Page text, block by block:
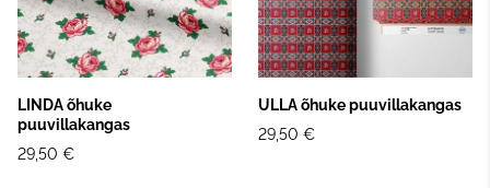
LINDA õhuke
puuvillakangas
29,50 €
ULLA õhuke puuvillakangas
29,50 €